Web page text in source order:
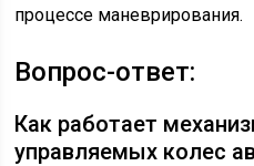
процессе маневрирования.
Вопрос-ответ:
Как работает
управляемых колес